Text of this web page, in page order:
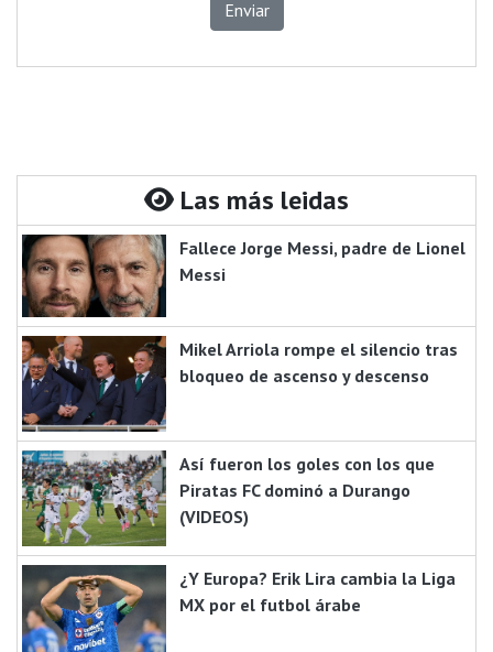
Enviar
Las más leidas
Fallece Jorge Messi, padre de Lionel
Messi
Mikel Arriola rompe el silencio tras
bloqueo de ascenso y descenso
Así fueron los goles con los que
Piratas FC dominó a Durango
(VIDEOS)
¿Y Europa? Erik Lira cambia la Liga
MX por el futbol árabe